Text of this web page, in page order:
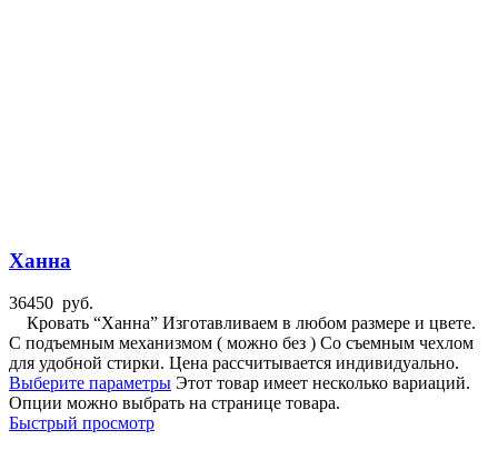
Ханна
36450 руб.
Кровать “Ханна” Изготавливаем в любом размере и цвете.
С подъемным механизмом ( можно без ) Со съемным чехлом
для удобной стирки. Цена рассчитывается индивидуально.
Выберите параметры Этот товар имеет несколько вариаций.
Опции можно выбрать на странице товара.
Быстрый просмотр